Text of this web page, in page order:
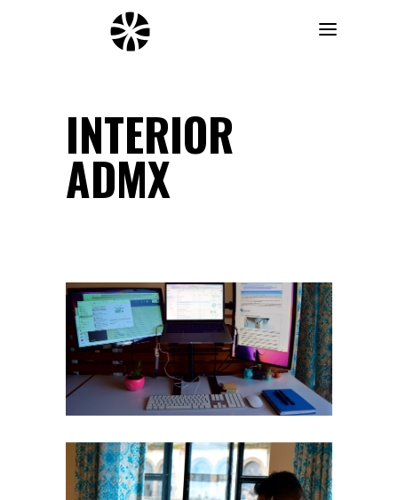
INTERIOR
ADMX